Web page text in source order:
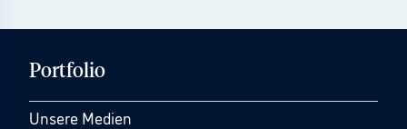
Portfolio
Unsere Medien